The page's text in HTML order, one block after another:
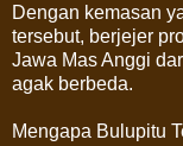
Dengan kemasan
tersebut, berjejer
Jawa Mas Anggi
agak berbeda.
Mengapa Bulupitu